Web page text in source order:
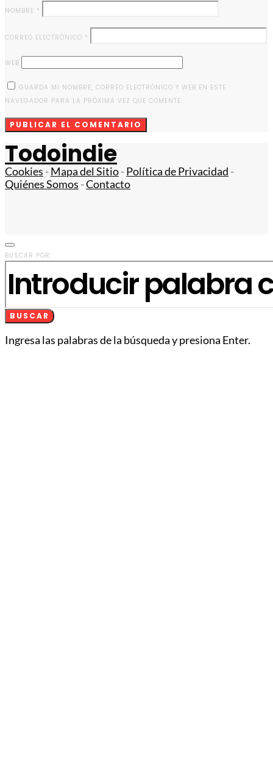
NOMBRE *
CORREO ELECTRÓNICO *
WEB
GUARDA MI NOMBRE, CORREO ELECTRÓNICO Y WEB EN ESTE
NAVEGADOR PARA LA PRÓXIMA VEZ QUE COMENTE.
Todoindie
Cookies -Mapa del Sitio-Política de Privacidad -
Quiénes Somos -Contacto
BUSCAR POR:
BUSCAR
Ingresa las palabras de la búsqueda y presiona Enter.